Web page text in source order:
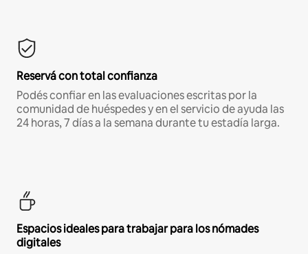
Reservá con total confianza
Podés confiar en las evaluaciones escritas por la
comunidad de huéspedes y en el servicio de ayuda las
24 horas, 7 días a la semana durante tu estadía larga.
Espacios ideales para trabajar para los nómades
digitales